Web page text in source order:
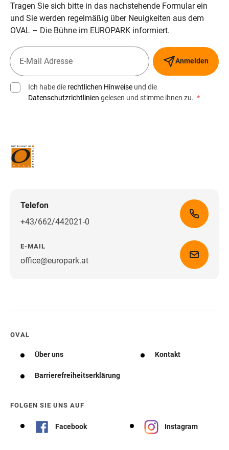
Tragen Sie sich bitte in das nachstehende Formular ein
und Sie werden regelmäßig über Neuigkeiten aus dem
OVAL – Die Bühne im EUROPARK informiert.
Anmelden
Ich habe die rechtlichen Hinweise und die
Datenschutzrichtlinien gelesen und stimme ihnen zu. *
Telefon
+43/662/442021-0
E-MAIL
office@europark.atWegbeschreibung erhalten
OVAL
Über uns Kontakt
Barrierefreiheitserklärung
FOLGEN SIE UNS AUF
Facebook Instagram